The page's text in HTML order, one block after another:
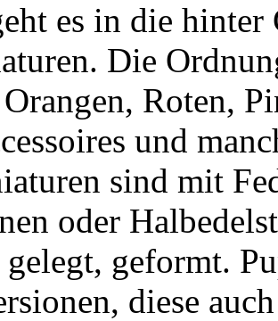
es in die
Die
Roten,
und
sind mit
oder
geformt.
diese